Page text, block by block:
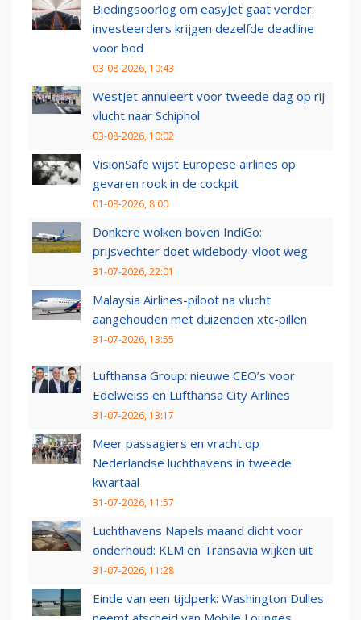
Biedingsoorlog om easyJet gaat verder:
investeerders krijgen dezelfde deadline
voor bod
03-08-2026, 10:43
WestJet annuleert voor tweede dag op rij
vlucht naar Schiphol
03-08-2026, 10:02
VisionSafe wijst Europese airlines op
gevaren rook in de cockpit
01-08-2026, 8:00
Donkere wolken boven IndiGo:
prijsvechter doet widebody-vloot weg
31-07-2026, 22:01
Malaysia Airlines-piloot na vlucht
aangehouden met duizenden xtc-pillen
31-07-2026, 13:55
Lufthansa Group: nieuwe CEO’s voor
Edelweiss en Lufthansa City Airlines
31-07-2026, 13:17
Meer passagiers en vracht op
Nederlandse luchthavens in tweede
kwartaal
31-07-2026, 11:57
Luchthavens Napels maand dicht voor
onderhoud: KLM en Transavia wijken uit
31-07-2026, 11:28
Einde van een tijdperk: Washington Dulles